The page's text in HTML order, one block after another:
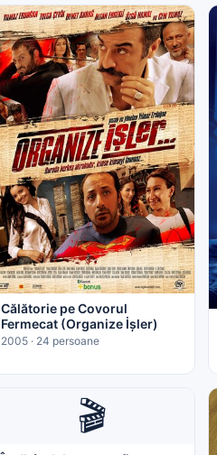
Călătorie pe Covorul
Fermecat (Organize İşler)
2005 · 24 persoane
🎬